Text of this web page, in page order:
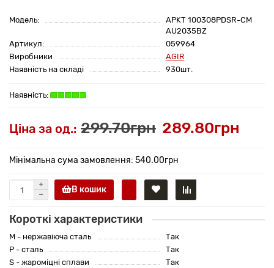
Модель:
APKT 100308PDSR-CM
AU2035BZ
Артикул:
059964
Виробники
AGIR
Наявність на складі
930шт.
Ціна за од.: 299.70грн 289.80грн
Мінімальна сума замовлення: 540.00грн
В кошик
Короткі характеристики
M - нержавіюча сталь
Так
P - сталь
Так
S - жароміцні сплави
Так